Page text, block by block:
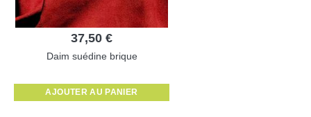
37,50 €
Daim suédine brique
AJOUTER AU PANIER